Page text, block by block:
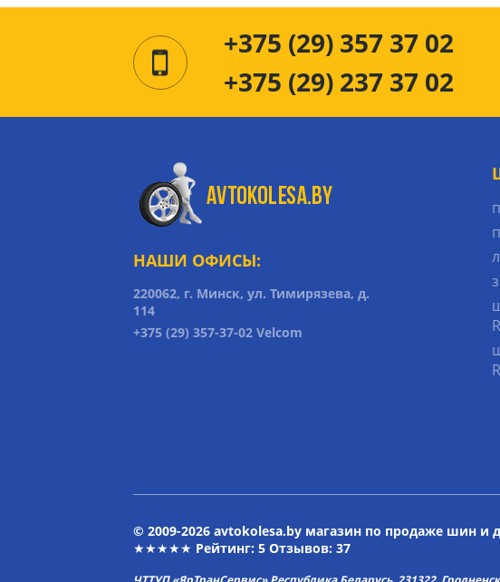
+375 (29) 357 37 02
+375 (29) 237 37 02
НАШИ ОФИСЫ:
220062, г. Минск, ул. Тимирязева, д.
114
+375 (29) 357-37-02 Velcom
© 2009-2026 avtokolesa.by магазин по продаже шин и
★★★★★ Рейтинг: 5 Отзывов: 37